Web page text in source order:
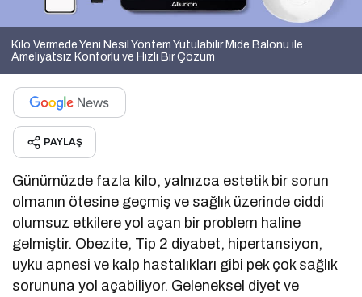
Kilo Vermede Yeni Nesil Yöntem Yutulabilir Mide Balonu ile
Ameliyatsız Konforlu ve Hızlı Bir Çözüm
PAYLAŞ
Günümüzde fazla kilo, yalnızca estetik bir sorun
olmanın ötesine geçmiş ve sağlık üzerinde ciddi
olumsuz etkilere yol açan bir problem haline
gelmiştir. Obezite, Tip 2 diyabet, hipertansiyon,
uyku apnesi ve kalp hastalıkları gibi pek çok sağlık
sorununa yol açabiliyor. Geleneksel diyet ve